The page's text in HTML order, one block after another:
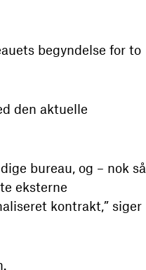
begyndelse for to
den aktuelle
bureau, og – nok så
eksterne
kontrakt,” siger